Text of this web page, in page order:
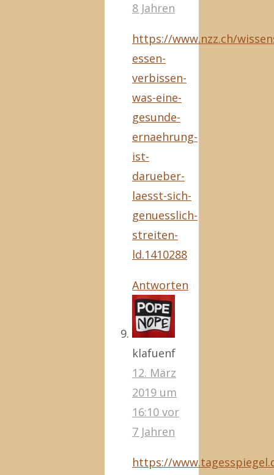
8 Jahren
https://www.nzz.ch/
essen-
verbissen-
was-eine-
gesunde-
ernaehrung-
ist-
darueber-
laesst-sich-
genuesslich-
streiten-
ld.1410288
Antworten
klafuenf
12. März
2019 um
16:10 vor
7 Jahren
https://